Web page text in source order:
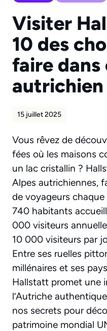
Visiter
10 des
faire dans
autrichien
15 juillet 2025
Vous rêvez de
fées où les maisons
un lac cristallin ?
Alpes autrichiennes,
de voyageurs
740 habitants
000 visiteurs
10 000 visiteurs par
Entre ses ruelles
millénaires et ses
Hallstatt promet une
l’Autriche
nos secrets pour
patrimoine mondial